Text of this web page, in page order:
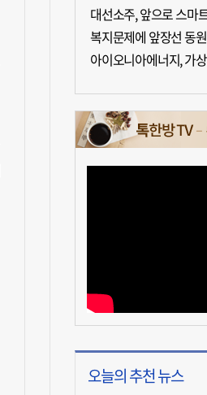
대선소주, 앞으로 스마
복지문제에 앞장선 동
아이오니아에너지, 가
오늘의 추천 뉴스